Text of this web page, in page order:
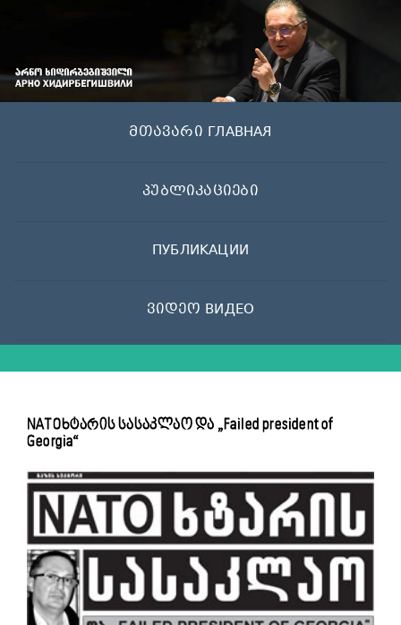
მთავარი ГЛАВНАЯ
პუბლიკაციები
ПУБЛИКАЦИИ
ვიდეო ВИДЕО
NATOხტარის სასაკლაო და „Failed president of
Georgia“